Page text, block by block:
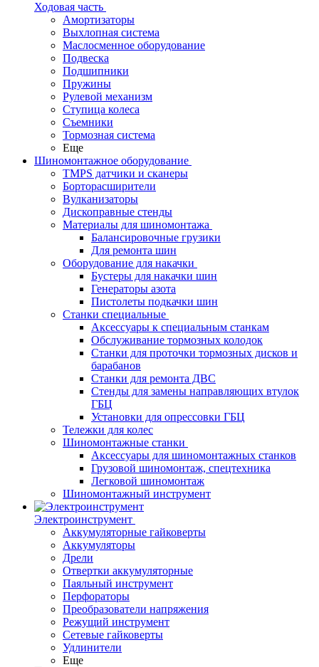
Ходовая часть
Амортизаторы
Выхлопная система
Маслосменное оборудование
Подвеска
Подшипники
Пружины
Рулевой механизм
Ступица колеса
Съемники
Тормозная система
Еще
Шиномонтажное оборудование
TMPS датчики и сканеры
Борторасширители
Вулканизаторы
Дископравные стенды
Материалы для шиномонтажа
Балансировочные грузики
Для ремонта шин
Оборудование для накачки
Бустеры для накачки шин
Генераторы азота
Пистолеты подкачки шин
Станки специальные
Аксессуары к специальным станкам
Обслуживание тормозных колодок
Станки для проточки тормозных дисков и
барабанов
Станки для ремонта ДВС
Стенды для замены направляющих втулок
ГБЦ
Установки для опрессовки ГБЦ
Тележки для колес
Шиномонтажные станки
Аксессуары для шиномонтажных станков
Грузовой шиномонтаж, спецтехника
Легковой шиномонтаж
Шиномонтажный инструмент
Электроинструмент
Аккумуляторные гайковерты
Аккумуляторы
Дрели
Отвертки аккумуляторные
Паяльный инструмент
Перфораторы
Преобразователи напряжения
Режущий инструмент
Сетевые гайковерты
Удлинители
Еще